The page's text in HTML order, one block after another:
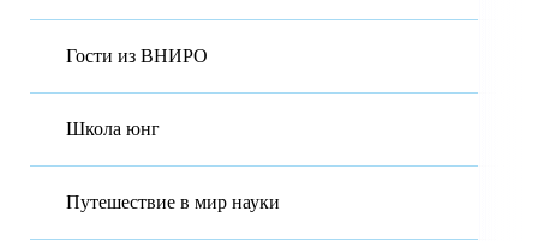
Гости из ВНИРО
Школа юнг
Путешествие в мир науки